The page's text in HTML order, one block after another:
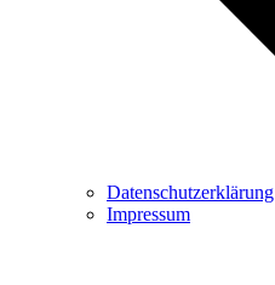
Datenschutzerklärung
Impressum